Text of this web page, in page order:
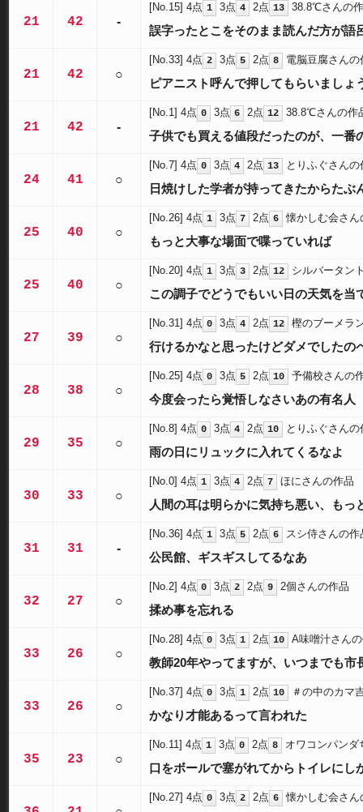
21 42 -
[No.15] 4点 1 3点 4 2点 13 38.8℃さんの
誤字ったとこをそのまま読んだ方が語
21 42 ○
[No.33] 4点 2 3点 5 2点 8 電脳豆腐さんの
ピアニスト呼んで押してもらいましょ
21 42 -
[No.1] 4点 0 3点 6 2点 12 38.8℃さんの作
子供でも買える値段だったのが、一番
24 41 ○
[No.7] 4点 0 3点 4 2点 13 とりふぐさんの
日焼けした学者が持ってきたからたぶ
25 40 ○
[No.26] 4点 1 3点 7 2点 6 懐かしむ会さん
もっと大事な場面で喋っていれば
25 40 ○
[No.20] 4点 1 3点 3 2点 12 シルバータン
この調子でどうでもいい日の天気を当
27 39 ○
[No.31] 4点 0 3点 4 2点 12 樫のブーメラ
行けるかなと思ったけどダメでしたの
28 38 ○
[No.25] 4点 0 3点 5 2点 10 予備校さんの
今度会ったら覚悟しなさいあの有名人
29 35 ○
[No.8] 4点 0 3点 4 2点 10 とりふぐさんの
雨の日にリュックに入れてくるなよ
30 33 ○
[No.0] 4点 1 3点 4 2点 7 ほにさんの作品
人間の耳は明らかに気持ち悪い、もっ
31 31 -
[No.36] 4点 1 3点 5 2点 6 スシ侍さんの作
公民館、ギスギスしてるなあ
32 27 ○
[No.2] 4点 0 3点 2 2点 9 2個さんの作品
揉め事を忘れる
33 26 ○
[No.28] 4点 0 3点 1 2点 10 A味噌汁さん
教師20年やってますが、いつまでも市
33 26 ○
[No.37] 4点 0 3点 1 2点 10 ＃の中のカマ
かなり才能あるって言われた
35 23 ○
[No.11] 4点 1 3点 0 2点 8 オワコンパンダ
口をボールで塞がれてからトイレにし
[No.27] 4点 0 3点 2 2点 6 懐かしむ会さん